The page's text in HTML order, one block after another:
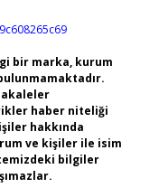
bir marka, kurum
haber niteliği
hakkında
ve kişiler ile isim
bilgiler